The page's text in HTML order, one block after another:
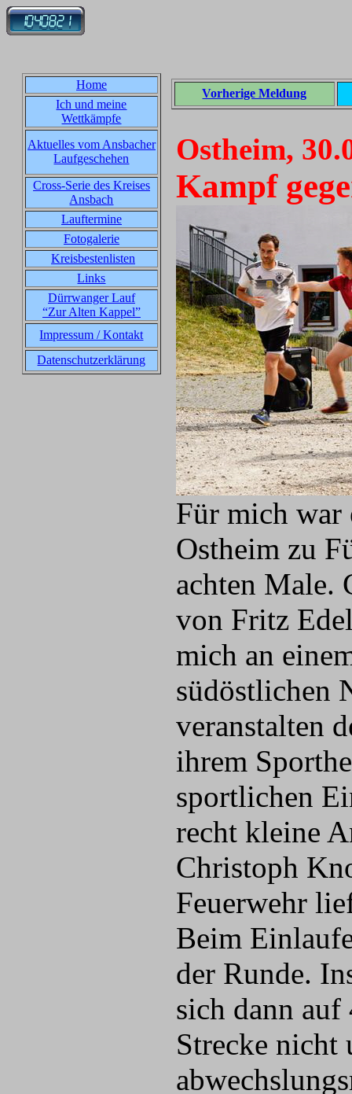
Home
Ich und meine
Wettkämpfe
Aktuelles vom Ansbacher
Laufgeschehen
Cross-Serie des Kreises
Ansbach
Lauftermine
Fotogalerie
Kreisbestenlisten
Links
Dürrwanger Lauf
“Zur Alten Kappel”
Impressum / Kontakt
Datenschutzerklärung
Vorherige Meldung
Ostheim,
Kampf
Für mich war
Ostheim zu
achten Male.
von Fritz
mich an
südöstlichen
veranstalten
ihrem
sportlichen
recht kleine
Christoph
Feuerwehr
Beim
der Runde.
sich dann
Strecke nicht